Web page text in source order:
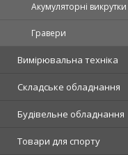
Акумуляторні викрутки
Гравери
Вимірювальна техніка
Складське обладнання
Будівельне обладнання
Товари для спорту